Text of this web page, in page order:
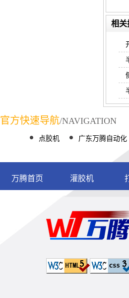
相
官方快速导航/NAVIGATION
点胶机 广东万腾自动化
万腾首页 灌胶机